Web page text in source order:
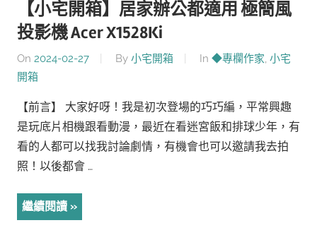
【小宅開箱】居家辦公都適用 極簡風
投影機 Acer X1528Ki
On 2024-02-27 By 小宅開箱 In ◆專欄作家, 小宅
開箱
【前言】 大家好呀！我是初次登場的巧巧編，平常興趣
是玩底片相機跟看動漫，最近在看迷宮飯和排球少年，有
看的人都可以找我討論劇情，有機會也可以邀請我去拍
照！以後都會 …
繼續閱讀